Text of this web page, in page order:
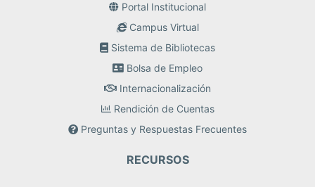
Portal Institucional
Campus Virtual
Sistema de Bibliotecas
Bolsa de Empleo
Internacionalización
Rendición de Cuentas
Preguntas y Respuestas Frecuentes
RECURSOS